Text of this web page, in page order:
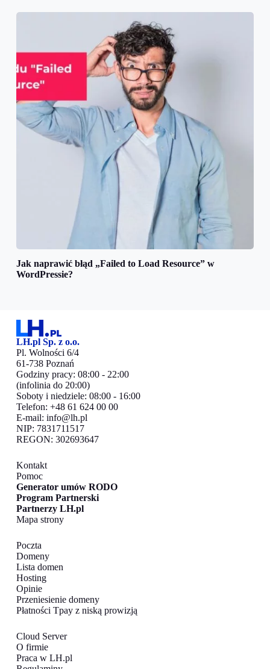
Jak naprawić błąd „Failed to Load Resource” w
WordPressie?
LH.pl Sp. z o.o.
Pl. Wolności 6/4
61-738 Poznań
Godziny pracy: 08:00 - 22:00
(infolinia do 20:00)
Soboty i niedziele: 08:00 - 16:00
Telefon: +48 61 624 00 00
E-mail: info@lh.pl
NIP: 7831711517
REGON: 302693647
Kontakt
Pomoc
Generator umów RODO
Program Partnerski
Partnerzy LH.pl
Mapa strony
Poczta
Domeny
Lista domen
Hosting
Opinie
Przeniesienie domeny
Płatności Tpay z niską prowizją
Cloud Server
O firmie
Praca w LH.pl